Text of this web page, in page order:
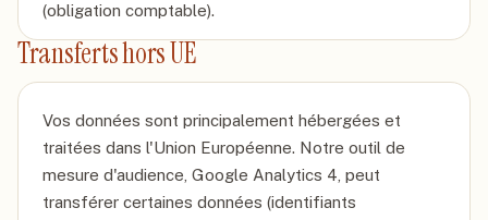
(obligation comptable).
Transferts hors UE
Vos données sont principalement hébergées et
traitées dans l'Union Européenne. Notre outil de
mesure d'audience, Google Analytics 4, peut
transférer certaines données (identifiants